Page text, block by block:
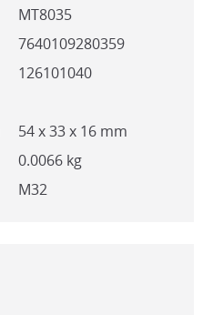
MT8035
7640109280359
126101040
54 x 33 x 16 mm
0.0066 kg
M32